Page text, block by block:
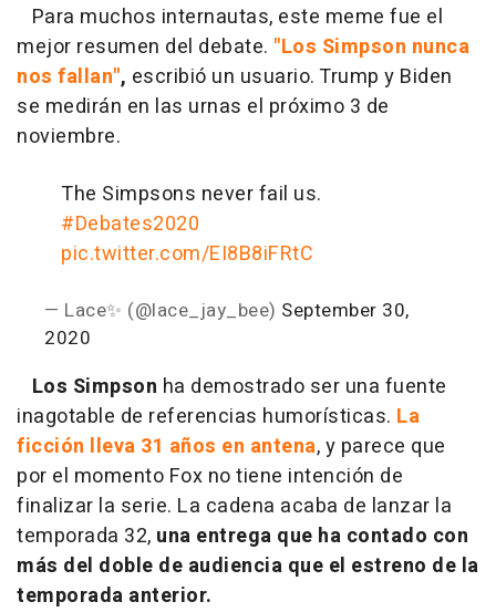
Para muchos internautas, este meme fue el
mejor resumen del debate. "Los Simpson nunca
nos fallan", escribió un usuario. Trump y Biden
se medirán en las urnas el próximo 3 de
noviembre.
The Simpsons never fail us.
#Debates2020
pic.twitter.com/EI8B8iFRtC
— Lace✨ (@lace_jay_bee) September 30,
2020
Los Simpson ha demostrado ser una fuente
inagotable de referencias humorísticas. La
ficción lleva 31 años en antena, y parece que
por el momento Fox no tiene intención de
finalizar la serie. La cadena acaba de lanzar la
temporada 32, una entrega que ha contado con
más del doble de audiencia que el estreno de la
temporada anterior.